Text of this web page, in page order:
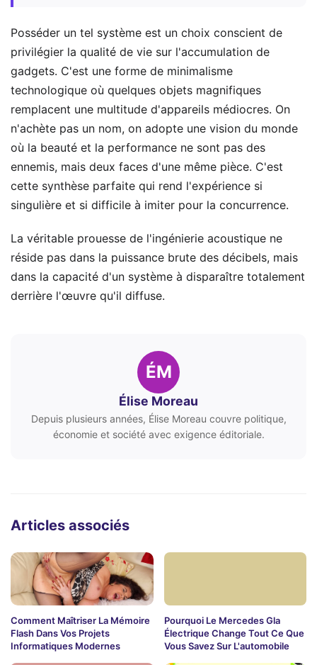
Posséder un tel système est un choix conscient de
privilégier la qualité de vie sur l'accumulation de
gadgets. C'est une forme de minimalisme
technologique où quelques objets magnifiques
remplacent une multitude d'appareils médiocres. On
n'achète pas un nom, on adopte une vision du monde
où la beauté et la performance ne sont pas des
ennemis, mais deux faces d'une même pièce. C'est
cette synthèse parfaite qui rend l'expérience si
singulière et si difficile à imiter pour la concurrence.
La véritable prouesse de l'ingénierie acoustique ne
réside pas dans la puissance brute des décibels, mais
dans la capacité d'un système à disparaître totalement
derrière l'œuvre qu'il diffuse.
ÉM
Élise Moreau
Depuis plusieurs années, Élise Moreau couvre politique,
économie et société avec exigence éditoriale.
Articles associés
Comment Maîtriser La Mémoire
Flash Dans Vos Projets
Informatiques Modernes
Pourquoi Le Mercedes Gla
Électrique Change Tout Ce Que
Vous Savez Sur L'automobile